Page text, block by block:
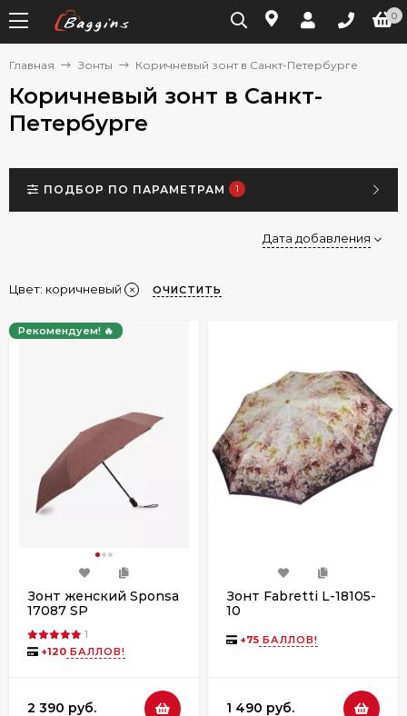
0
Главная Зонты Коричневый зонт в Санкт-Петербурге
Коричневый зонт в Санкт-
Петербурге
ПОДБОР ПО ПАРАМЕТРАМ 1
Дата добавления
Цвет: коричневый ОЧИСТИТЬ
Рекомендуем! 🔥
Зонт женский Sponsa
17087 SP
1
+120 БАЛЛОВ!
2 390 руб.
Зонт Fabretti L-18105-
10
+75 БАЛЛОВ!
1 490 руб.